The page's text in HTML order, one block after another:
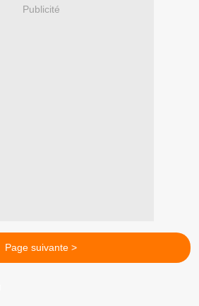
Publicité
Page suivante >